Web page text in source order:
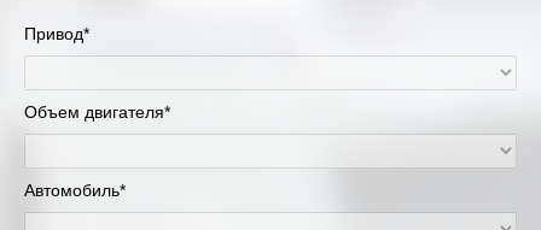
Привод*
Объем двигателя*
Автомобиль*